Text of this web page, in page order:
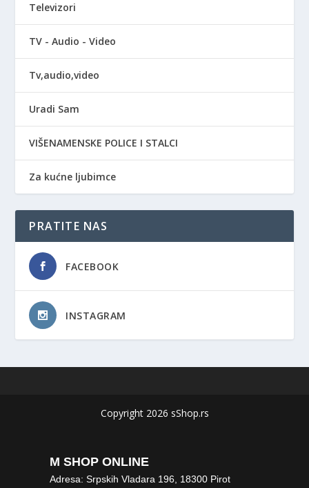
Televizori
TV - Audio - Video
Tv,audio,video
Uradi Sam
VIŠENAMENSKE POLICE I STALCI
Za kućne ljubimce
PRATITE NAS
FACEBOOK
INSTAGRAM
Copyright 2026 sShop.rs
M SHOP ONLINE
Adresa: Srpskih Vladara 196, 18300 Pirot